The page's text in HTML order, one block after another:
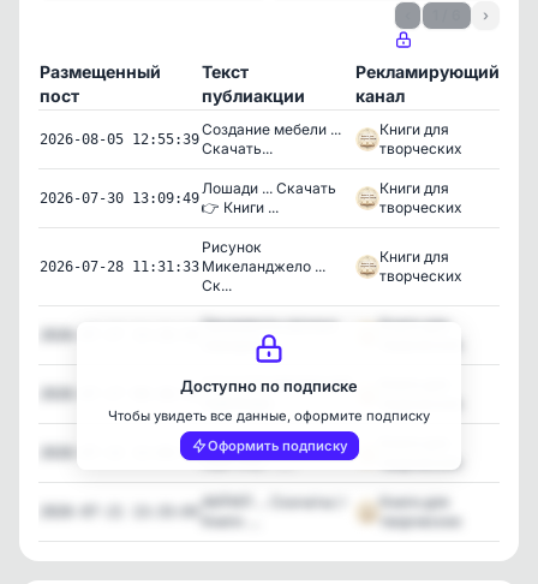
›
Размещенный
пост
Текст
публиакции
Рекламирующий
канал
2026-08-05 12:55:39
Создание мебели ...
Скачать...
Книги для
творческих
2026-07-30 13:09:49
Лошади ... Скачать
👉 Книги ...
Книги для
творческих
2026-07-28 11:31:33
Рисунок
Микеланджело ...
Ск...
Книги для
творческих
Орнаменты разных
народов .....
Книги для
2026-07-27 09:36:53
КОНСТРУИРОВАНИЕ
2026-07-22 13:04:31
РИСУНОК ГОЛОВЫ.
ПОРТРЕТ ......
творческих
АКРИЛ ... Скачать👉
Книги ....
Книги для
творческих
Доступно по подписке
Чтобы увидеть все данные, оформите подписку
Оформить подписку